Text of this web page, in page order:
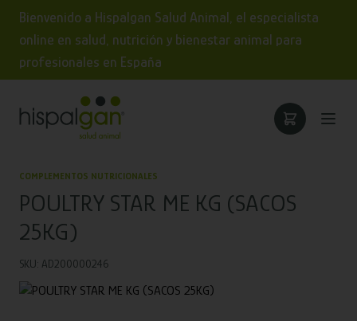
Bienvenido a Hispalgan Salud Animal, el especialista
online en salud, nutrición y bienestar animal para
profesionales en España
COMPLEMENTOS NUTRICIONALES
POULTRY STAR ME KG (SACOS
25KG)
SKU: AD200000246